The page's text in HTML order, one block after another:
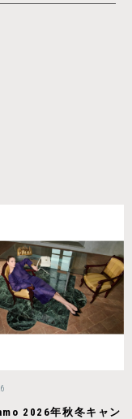
2026年秋冬キャン